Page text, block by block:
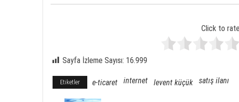
Click to
Sayfa İzleme Sayısı: 16.999
Etiketler e-ticaret internet levent küçük satış ilanı